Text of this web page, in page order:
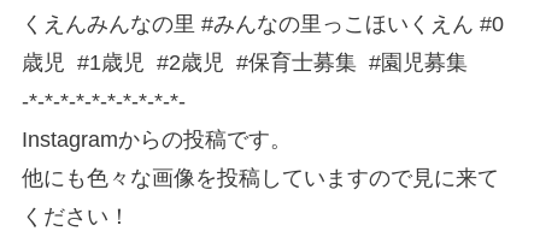
くえんみんなの里 #みんなの里っこほいくえん #0
歳児 ⁡ #1歳児 ⁡ #2歳児 ⁡ #保育士募集 ⁡ #園児募集
-*-*-*-*-*-*-*-*-*-*-
Instagramからの投稿です。
他にも色々な画像を投稿していますので見に来て
ください！